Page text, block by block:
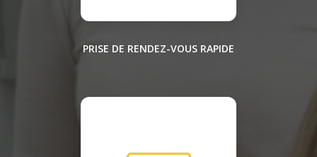
PRISE DE RENDEZ-VOUS RAPIDE